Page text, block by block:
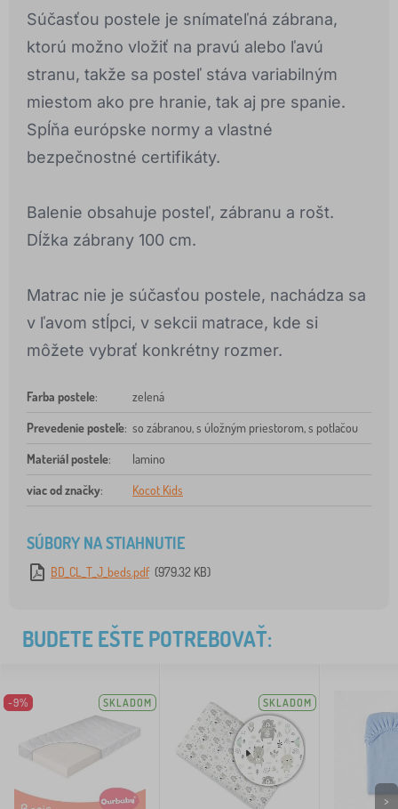
Súčasťou postele je snímateľná zábrana,
ktorú možno vložiť na pravú alebo ľavú
stranu, takže sa posteľ stáva variabilným
miestom ako pre hranie, tak aj pre spanie.
Spĺňa európske normy a vlastné
bezpečnostné certifikáty.
Balenie obsahuje posteľ, zábranu a rošt.
Dĺžka zábrany 100 cm.
Matrac nie je súčasťou postele, nachádza sa
v ľavom stĺpci, v sekcii matrace, kde si
môžete vybrať konkrétny rozmer.
Farba postele: zelená
Prevedenie posteľe: so zábranou, s úložným priestorom, s potlačou
Materiál postele: lamino
viac od značky: Kocot Kids
SÚBORY NA STIAHNUTIE
BD_CL_T_J_beds.pdf (979.32 KB)
BUDETE EŠTE POTREBOVAŤ:
-9% SKLADOM SKLADOM
>